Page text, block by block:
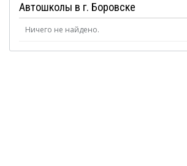
Автошколы в г. Боровске
Ничего не найдено.